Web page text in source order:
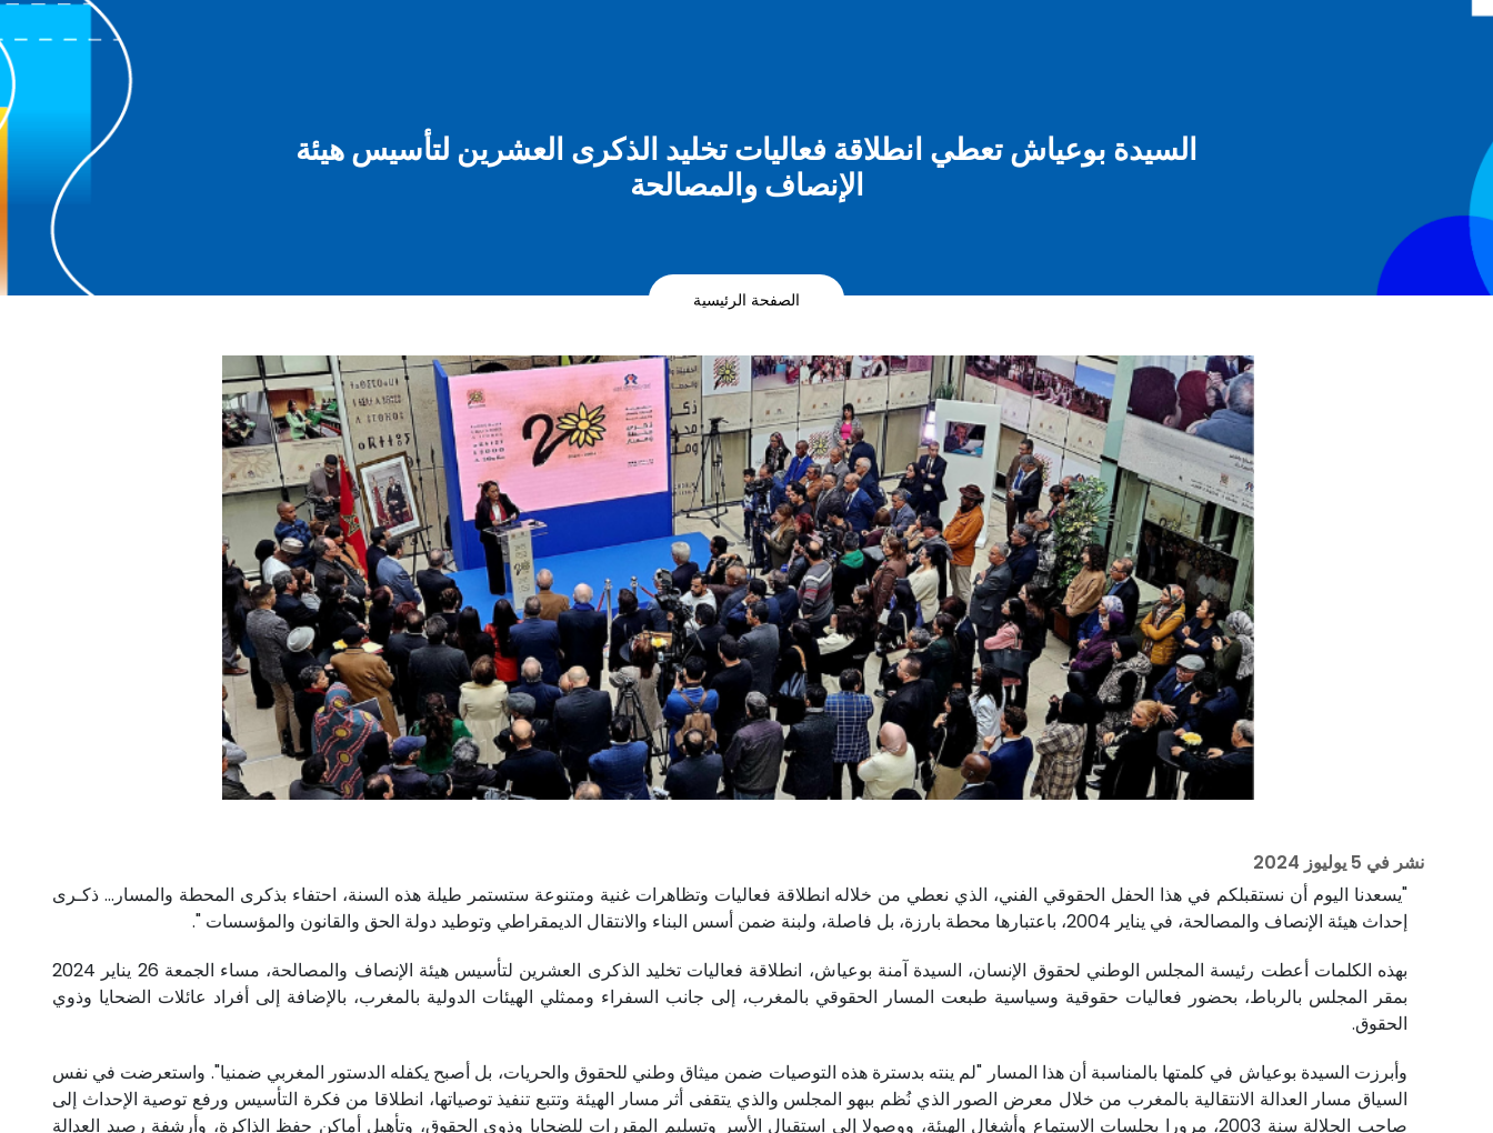
السيدة بوعياش تعطي انطلاقة فعاليات تخليد الذكرى العشرين لتأسيس هيئة
الإنصاف والمصالحة
الصفحة الرئيسية
نشر في 5 يوليوز 2024
"يسعدنا اليوم أن نستقبلكم في هذا الحفل الحقوقي الفني، الذي نعطي من خلاله انطلاقة فعاليات وتظاهرات غنية ومتنوعة ستستمر طيلة هذه السنة، احتفاء بذكرى المحطة والمسار… ذكـرى
إحداث هيئة الإنصاف والمصالحة، في يناير 2004، باعتبارها محطة بارزة، بل فاصلة، ولبنة ضمن أسس البناء والانتقال الديمقراطي وتوطيد دولة الحق والقانون والمؤسسات ".
بهذه الكلمات أعطت رئيسة المجلس الوطني لحقوق الإنسان، السيدة آمنة بوعياش، انطلاقة فعاليات تخليد الذكرى العشرين لتأسيس هيئة الإنصاف والمصالحة، مساء الجمعة 26 يناير 2024
بمقر المجلس بالرباط، بحضور فعاليات حقوقية وسياسية طبعت المسار الحقوقي بالمغرب، إلى جانب السفراء وممثلي الهيئات الدولية بالمغرب، بالإضافة إلى أفراد عائلات الضحايا وذوي
الحقوق.
وأبرزت السيدة بوعياش في كلمتها بالمناسبة أن هذا المسار "لم ينته بدسترة هذه التوصيات ضمن ميثاق وطني للحقوق والحريات، بل أصبح يكفله الدستور المغربي ضمنيا". واستعرضت في نفس
السياق مسار العدالة الانتقالية بالمغرب من خلال معرض الصور الذي نُظم ببهو المجلس والذي يتقفى أثر مسار الهيئة وتتبع تنفيذ توصياتها، انطلاقا من فكرة التأسيس ورفع توصية الإحداث إلى
صاحب الجلالة سنة 2003، مرورا بجلسات الاستماع وأشغال الهيئة، ووصولا إلى استقبال الأسر وتسليم المقررات للضحايا وذوي الحقوق، وتأهيل أماكن حفظ الذاكرة، وأرشفة رصيد العدالة